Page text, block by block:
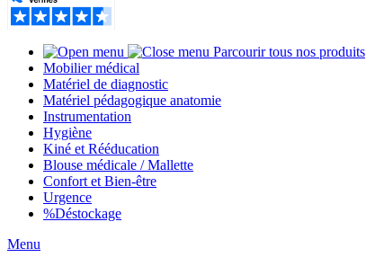
Parcourir tous nos produits
Mobilier médical
Matériel de diagnostic
Matériel pédagogique anatomie
Instrumentation
Hygiène
Kiné et Rééducation
Blouse médicale / Mallette
Confort et Bien-être
Urgence
%Déstockage
Menu